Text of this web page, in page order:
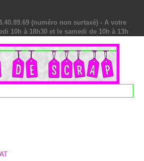
(numéro non surtaxé) - A votre
10h à 18h30 et le samedi de 10h à 13h